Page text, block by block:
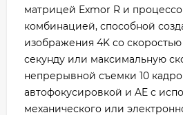
матрицей Exmor R и
комбинацией, способной
изображения 4K со
секунду или максимальную
непрерывной съемки 10
автофокусировкой и AE с
механического или